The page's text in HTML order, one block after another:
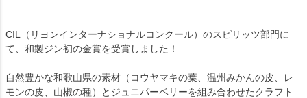
CIL（リヨンインターナショナルコンクール）のスピリッツ部門に
て、和製ジン初の金賞を受賞しました！
自然豊かな和歌山県の素材（コウヤマキの葉、温州みかんの皮、レ
モンの皮、山椒の種）とジュニパーベリーを組み合わせたクラフト